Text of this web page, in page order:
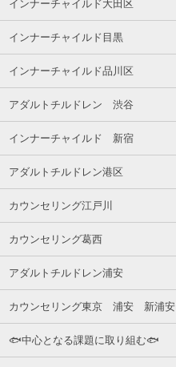
インナーチャイルド大田区
インナーチャイルド目黒
インナーチャイルド品川区
アダルトチルドレン 渋谷
インナーチャイルド 新宿
アダルトチルドレン港区
カウンセリング江戸川
カウンセリング葛西
アダルトチルドレン浦安
カウンセリング東京 浦安 新浦安
🐟中心となる課題に取り組む🐟